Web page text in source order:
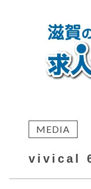
MEDIA
vivical